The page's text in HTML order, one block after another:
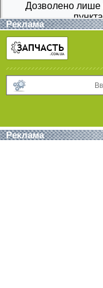
Реклама
Реклама